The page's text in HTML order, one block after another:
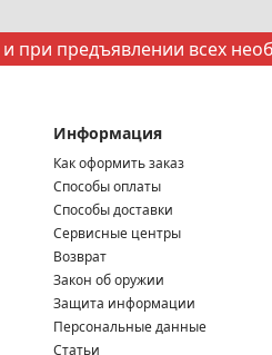
при предъявлении всех
Информация
Как оформить заказ
Способы оплаты
Способы доставки
Сервисные центры
Возврат
Закон об оружии
Защита информации
Персональные данные
Статьи